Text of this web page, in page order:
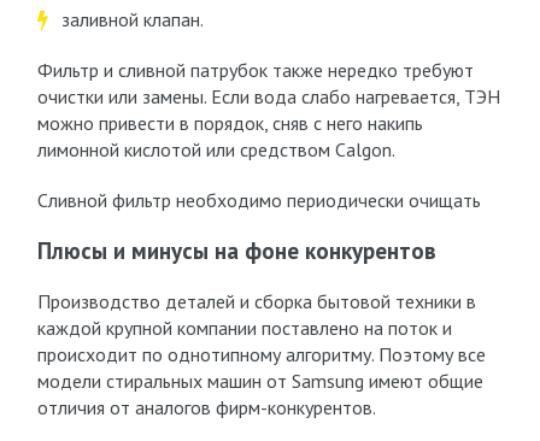
заливной клапан.
Фильтр и сливной патрубок также нередко требуют
очистки или замены. Если вода слабо нагревается, ТЭН
можно привести в порядок, сняв с него накипь
лимонной кислотой или средством Calgon.
Сливной фильтр необходимо периодически очищать
Плюсы и минусы на фоне конкурентов
Производство деталей и сборка бытовой техники в
каждой крупной компании поставлено на поток и
происходит по однотипному алгоритму. Поэтому все
модели стиральных машин от Samsung имеют общие
отличия от аналогов фирм-конкурентов.